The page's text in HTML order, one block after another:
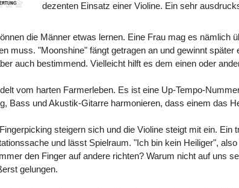
dezenten Einsatz einer Violine. Ein sehr
die Männer etwas lernen. Eine Frau mag es
muss. "Moonshine" fängt getragen an und gewinnt
auch bestimmend. Vielleicht hilft es dem einen oder
vom harten Farmerleben. Es ist eine Up-Tempo-
Bass und Akustik-Gitarre harmonieren, dass einem das
steigern sich und die Violine steigt mit ein.
und lässt Spielraum. "Ich bin kein Heiliger",
den Finger auf andere richten? Warum nicht auf uns
gelungen.